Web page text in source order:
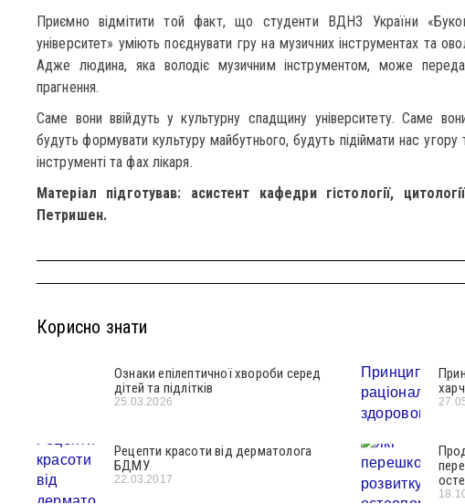
Приємно відмітити той факт, що студенти ВДНЗ України
університет» уміють поєднувати гру на музичних інструментах та
Адже людина, яка володіє музичним інструментом, може
прагнення.
Саме вони ввійдуть у культурну спадщину університету. Саме
будуть формувати культуру майбутнього, будуть підіймати нас
інструменті та фах лікаря.
Матеріал підготував: асистент кафедри гістології,
Петришен.
Корисно знати
Ознаки епілептичної хвороби серед
дітей та підлітків
25.03.2026
Рецепти красоти від дерматолога
БДМУ
22.03.2017